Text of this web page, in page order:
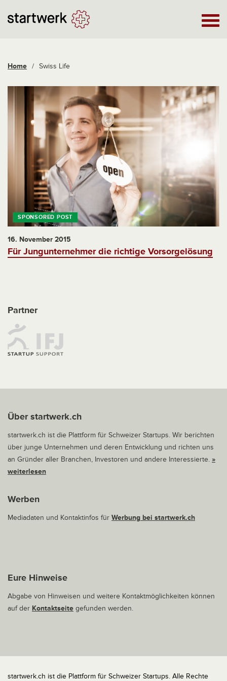
Home / Swiss Life
16. November 2015
Für Jungunternehmer die richtige Vorsorgelösung
Partner
Über startwerk.ch
startwerk.ch ist die Plattform für Schweizer Startups. Wir berichten
über junge Unternehmen und deren Entwicklung und richten uns
an Gründer aller Branchen, Investoren und andere Interessierte. »
weiterlesen
Werben
Mediadaten und Kontaktinfos für Werbung bei startwerk.ch
Eure Hinweise
Abgabe von Hinweisen und weitere Kontaktmöglichkeiten können
auf der Kontaktseite gefunden werden.
startwerk.ch ist die Plattform für Schweizer Startups. Alle Rechte